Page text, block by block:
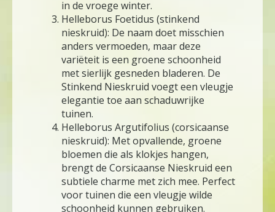
in de vroege winter.
Helleborus Foetidus (stinkend
nieskruid): De naam doet misschien
anders vermoeden, maar deze
variëteit is een groene schoonheid
met sierlijk gesneden bladeren. De
Stinkend Nieskruid voegt een vleugje
elegantie toe aan schaduwrijke
tuinen.
Helleborus Argutifolius (corsicaanse
nieskruid): Met opvallende, groene
bloemen die als klokjes hangen,
brengt de Corsicaanse Nieskruid een
subtiele charme met zich mee. Perfect
voor tuinen die een vleugje wilde
schoonheid kunnen gebruiken.